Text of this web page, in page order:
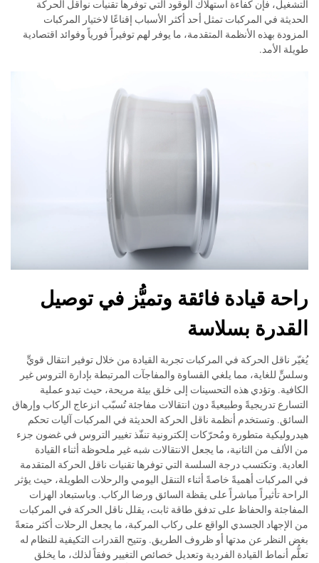
التشغيل، فإن كفاءة استهلاك الوقود التي توفرها تقنيات نواقل الحركة
الحديثة في المركبات تمثل أحد أكثر الأسباب إقناعًا لاختيار المركبات
المزودة بهذه الأنظمة المتقدمة، ما يوفر لهم توفيراً فورياً وفوائد اقتصادية
طويلة الأمد.
راحة قيادة فائقة وتميُّز في توصيل
القدرة بسلاسة
يُغيّر ناقل الحركة في المركبات تجربة القيادة من خلال توفير انتقال قويٍّ
وسلسٍّ للغاية، مما يلغي القساوة والمفاجآت المرتبطة بإدارة التروس غير
الكافية. وتؤدي هذه التحسينات إلى خلق بيئة مريحة، حيث تبدو عملية
التسارع تدريجيةً وطبيعيةً دون انتقالات مفاجئة تُسبّب انزعاج الركاب وإرهاق
السائق. وتستخدم أنظمة ناقل الحركة الحديثة في المركبات آليات تحكم
هيدروليكية متطورة ومُحرّكات إلكترونية تنفّذ تغيير التروس في غضون جزء
من الألف من الثانية، ما يجعل الانتقالات شبه غير ملحوظة أثناء القيادة
العادية. وتكتسب درجة السلسة التي توفرها تقنيات ناقل الحركة المتقدمة
في المركبات أهميةً خاصةً أثناء التنقل اليومي والرحلات الطويلة، حيث يؤثر
الراحة تأثيراً مباشراً على يقظة السائق ورضا الركاب. وباستبعاد الهزات
المفاجئة والحفاظ على تدفق طاقة ثابت، يقلل ناقل الحركة في المركبات
من الإجهاد الجسدي الواقع على ركاب المركبة، ما يجعل الرحلات أكثر متعةً
بغض النظر عن مدتها أو ظروف الطريق. وتتيح القدرات التكيفية للنظام له
تعلُّم أنماط القيادة الفردية وتعديل خصائص التغيير وفقاً لذلك، ما يخلق